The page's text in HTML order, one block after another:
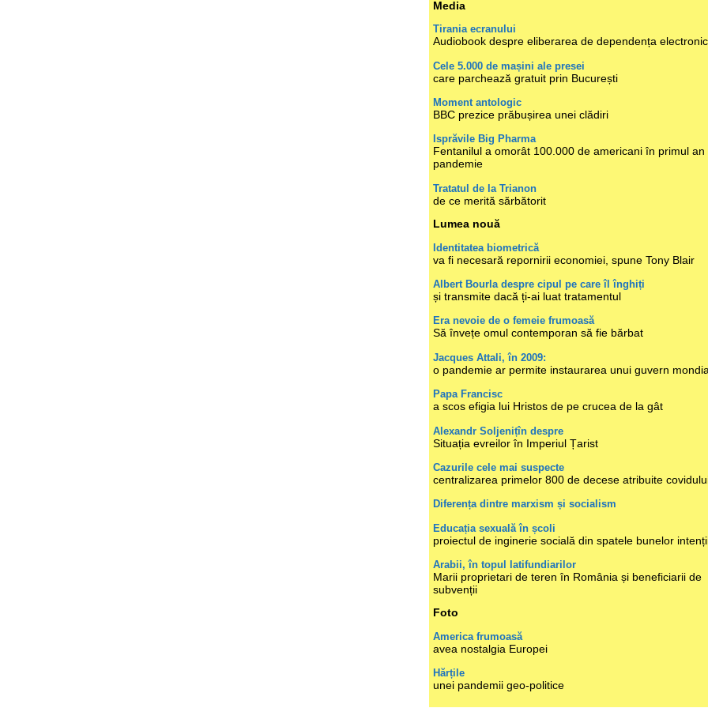
Media
Tirania ecranului
Audiobook despre eliberarea de dependența
Cele 5.000 de mașini ale presei
care parchează gratuit prin București
Moment antologic
BBC prezice prăbușirea unei clădiri
Isprăvile Big Pharma
Fentanilul a omorât 100.000 de americani în primul an
pandemie
Tratatul de la Trianon
de ce merită sărbătorit
Lumea nouă
Identitatea biometrică
va fi necesară repornirii economiei, spune Tony Blair
Albert Bourla despre cipul pe care îl înghiți
și transmite dacă ți-ai luat tratamentul
Era nevoie de o femeie frumoasă
Să învețe omul contemporan să fie bărbat
Jacques Attali, în 2009:
o pandemie ar permite instaurarea unui guvern
Papa Francisc
a scos efigia lui Hristos de pe crucea de la gât
Alexandr Soljenițîn despre
Situația evreilor în Imperiul Țarist
Cazurile cele mai suspecte
centralizarea primelor 800 de decese atribuite
Diferența dintre marxism și socialism
Educația sexuală în școli
proiectul de inginerie socială din spatele bunelor
Arabii, în topul latifundiarilor
Marii proprietari de teren în România și beneficiarii de
subvenții
Foto
America frumoasă
avea nostalgia Europei
Hărțile
unei pandemii geo-politice